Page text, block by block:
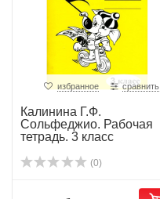
избранное сравнить
Калинина Г.Ф.
Сольфеджио. Рабочая
тетрадь. 3 класс
(0)